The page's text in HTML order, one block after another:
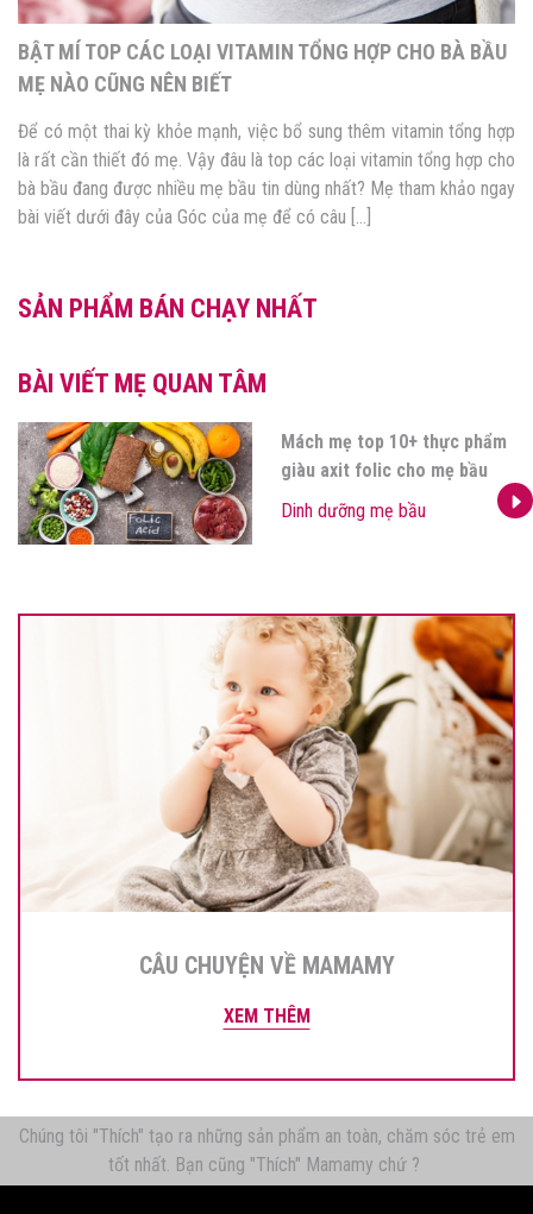
BẬT MÍ TOP CÁC LOẠI VITAMIN TỔNG HỢP CHO BÀ BẦU
MẸ NÀO CŨNG NÊN BIẾT
Để có một thai kỳ khỏe mạnh, việc bổ sung thêm vitamin tổng hợp
là rất cần thiết đó mẹ. Vậy đâu là top các loại vitamin tổng hợp cho
bà bầu đang được nhiều mẹ bầu tin dùng nhất? Mẹ tham khảo ngay
bài viết dưới đây của Góc của mẹ để có câu […]
SẢN PHẨM BÁN CHẠY NHẤT
BÀI VIẾT MẸ QUAN TÂM
Mách mẹ top 10+ thực phẩm
giàu axit folic cho mẹ bầu
Dinh dưỡng mẹ bầu
CÂU CHUYỆN VỀ MAMAMY
XEM THÊM
Chúng tôi "Thích" tạo ra những sản phẩm an toàn, chăm sóc trẻ em
tốt nhất. Bạn cũng "Thích" Mamamy chứ ?